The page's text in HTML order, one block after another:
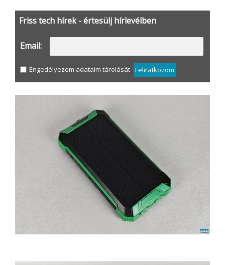
Friss tech hírek - értesülj hírlevélben
Email:
Engedélyezem adataim tárolását Feliratkozom